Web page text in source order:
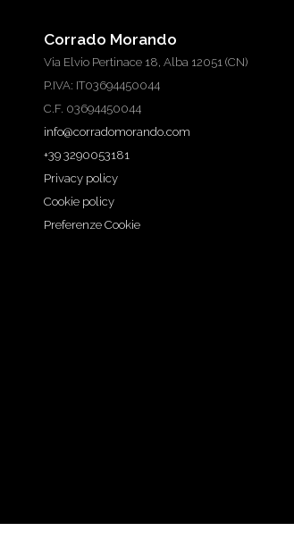
Corrado Morando
Via Elvio Pertinace 18, Alba 12051 (CN)
P.IVA: IT03694450044
C.F. 03694450044
info@corradomorando.com
+39 3290053181
Privacy policy
Cookie policy
Preferenze Cookie